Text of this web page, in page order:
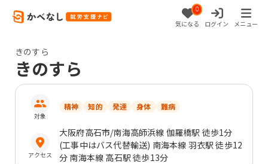
0
気になる ログイン メニュー
きのすら
きのすら
対象
精神 知的 発達 身体 難病
アクセス
大阪府高石市/南海高師浜線 伽羅橋駅 徒歩1分
(工事中はバス代替輸送) 南海本線 羽衣駅 徒歩12
分 南海本線 高石駅 徒歩13分